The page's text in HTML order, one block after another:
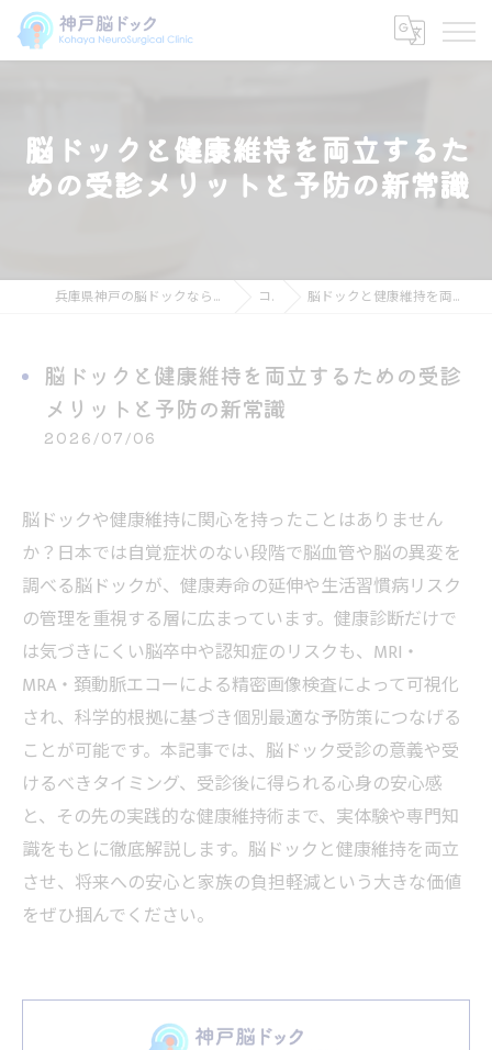
脳ドックと健康維持を両立するた
めの受診メリットと予防の新常識
兵庫県神戸の脳ドックなら神戸脳ドック こはや脳神経外科クリニック コラム 脳ドックと健康維持を両立するための受診メリットと予防の新常識
脳ドックと健康維持を両立するための受診
メリットと予防の新常識
2026/07/06
脳ドックや健康維持に関心を持ったことはありません
か？日本では自覚症状のない段階で脳血管や脳の異変を
調べる脳ドックが、健康寿命の延伸や生活習慣病リスク
の管理を重視する層に広まっています。健康診断だけで
は気づきにくい脳卒中や認知症のリスクも、MRI・
MRA・頚動脈エコーによる精密画像検査によって可視化
され、科学的根拠に基づき個別最適な予防策につなげる
ことが可能です。本記事では、脳ドック受診の意義や受
けるべきタイミング、受診後に得られる心身の安心感
と、その先の実践的な健康維持術まで、実体験や専門知
識をもとに徹底解説します。脳ドックと健康維持を両立
させ、将来への安心と家族の負担軽減という大きな価値
をぜひ掴んでください。